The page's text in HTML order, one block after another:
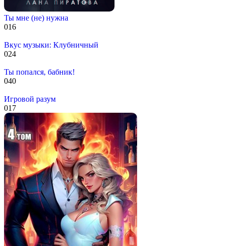
Ты мне (не) нужна
016
Вкус музыки: Клубничный
024
Ты попался, бабник!
040
Игровой разум
017